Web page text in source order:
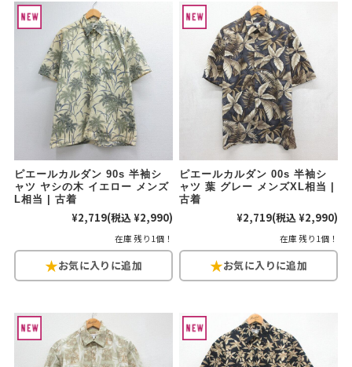
ア行 サ行
タ行
ナ行
ハ行 マ行 ラ行
Search by Itemアイテムから探す
ジャケット セーター
長袖シャツ 半袖シャツ Tシャツ
パンツ レディース 子供服
雑貨/小物
Search by Particular こだわりから探す
ピエールカルダン 90s 半袖シ
ャツ ヤシの木 イエロー メンズ
L相当 | 古着
¥2,719(税込 ¥2,990)
在庫 残り1個！
ピエールカルダン 00s 半袖シ
ャツ 葉 グレー メンズXL相当 |
古着
¥2,719(税込 ¥2,990)
在庫 残り1個！